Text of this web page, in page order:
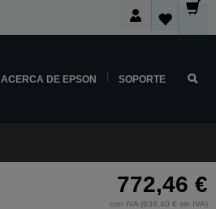
ACERCA DE EPSON SOPORTE
772,46 €
con IVA (638,40 € sin IVA)